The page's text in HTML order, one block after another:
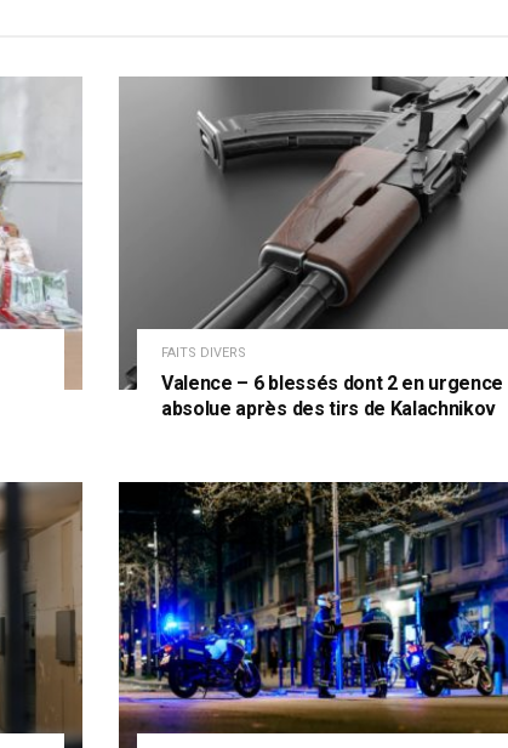
FAITS DIVERS
Valence – 6 blessés dont 2 en urgence
absolue après des tirs de Kalachnikov